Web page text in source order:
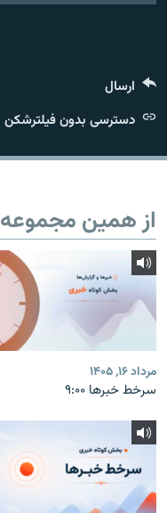
ارسال
دسترسی بدون فیلترشکن
از همین مجموعه
مرداد ۱۶, ۱۴۰۵
سرخط خبرها ۹:۰۰